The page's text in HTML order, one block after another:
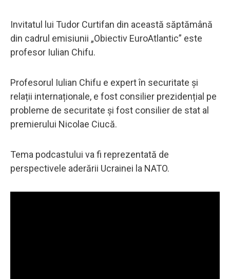
Invitatul lui Tudor Curtifan din această săptămână
din cadrul emisiunii „Obiectiv EuroAtlantic” este
profesor Iulian Chifu.
Profesorul Iulian Chifu e expert în securitate și
relații internaționale, e fost consilier prezidențial pe
probleme de securitate și fost consilier de stat al
premierului Nicolae Ciucă.
Tema podcastului va fi reprezentată de
perspectivele aderării Ucrainei la NATO.